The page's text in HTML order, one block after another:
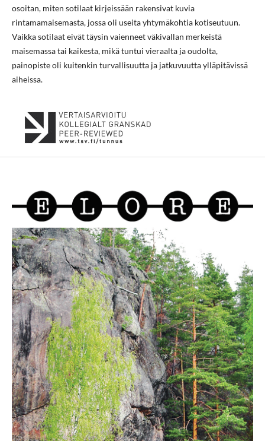
osoitan, miten sotilaat kirjeissään rakensivat kuvia
rintamamaisemasta, jossa oli useita yhtymäkohtia kotiseutuun.
Vaikka sotilaat eivät täysin vaienneet väkivallan merkeistä
maisemassa tai kaikesta, mikä tuntui vieraalta ja oudolta,
painopiste oli kuitenkin turvallisuutta ja jatkuvuutta ylläpitävissä
aiheissa.